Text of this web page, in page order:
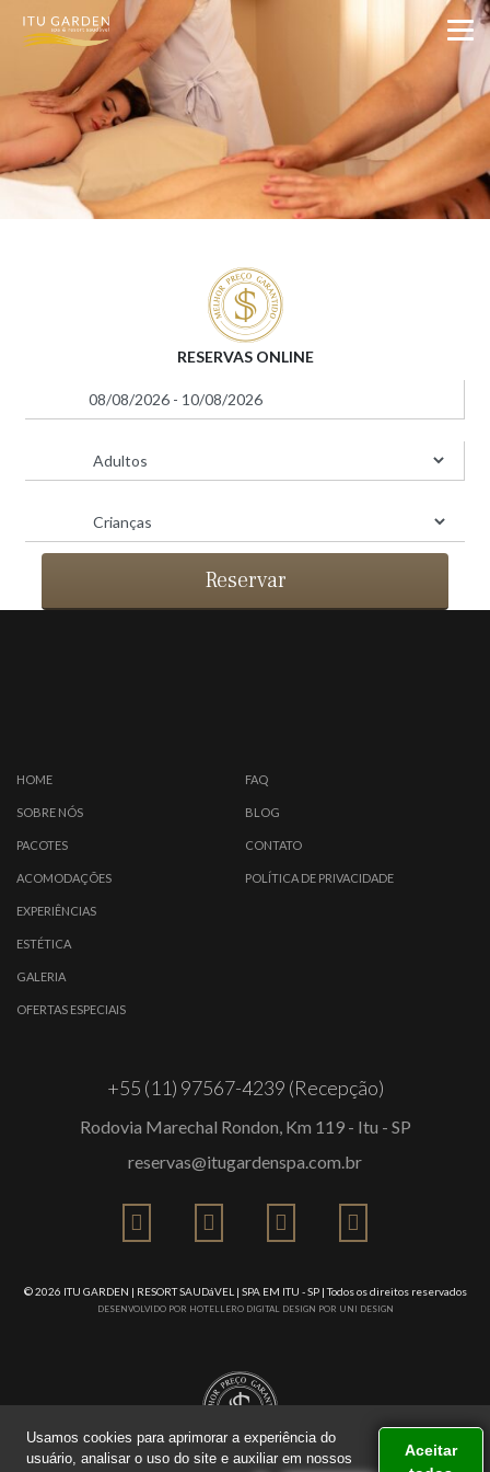
OFERTAS ESPECIAIS
RESERVAS ONLINE
Reservar
HOME
SOBRE NÓS
PACOTES
ACOMODAÇÕES
EXPERIÊNCIAS
ESTÉTICA
GALERIA
OFERTAS ESPECIAIS
FAQ
BLOG
CONTATO
POLÍTICA DE PRIVACIDADE
+55 (11) 97567-4239 (Recepção)
Rodovia Marechal Rondon, Km 119 - Itu - SP
reservas@itugardenspa.com.br
© 2026 ITU GARDEN | RESORT SAUDáVEL | SPA EM ITU - SP| Todos os direitos reservados
DESENVOLVIDO POR HOTELLERO DIGITAL DESIGN POR UNI DESIGN
Usamos cookies para aprimorar a experiência do
usuário, analisar o uso do site e auxiliar em nossos
Aceitar